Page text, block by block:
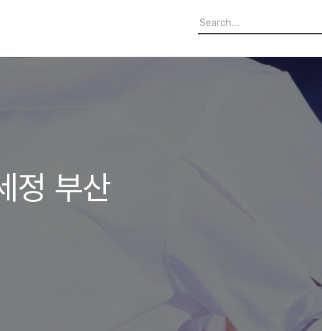
정 부산